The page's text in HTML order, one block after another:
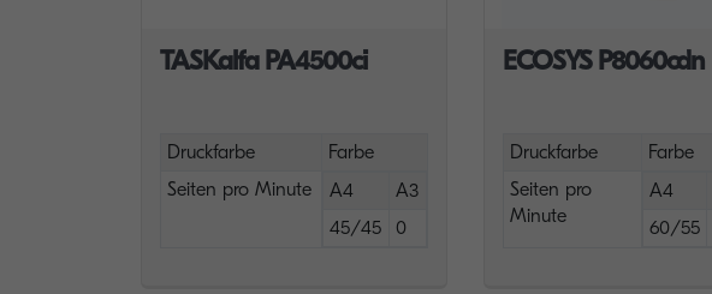
TASKalfa PA4500ci
Druckfarbe
Farbe
Seiten pro Minute
A4
A3
45/45
0
ECOSYS P8060cdn
Druckfarbe
Farbe
Seiten pro
Minute
A4
60/55